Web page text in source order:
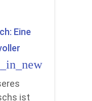
Eine
ist